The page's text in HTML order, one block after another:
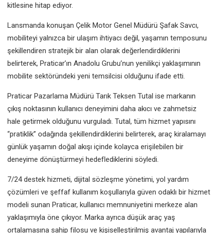
kitlesine hitap ediyor.
Lansmanda konuşan Çelik Motor Genel Müdürü Şafak Savcı,
mobiliteyi yalnızca bir ulaşım ihtiyacı değil, yaşamın temposunu
şekillendiren stratejik bir alan olarak değerlendirdiklerini
belirterek, Praticar’ın Anadolu Grubu’nun yenilikçi yaklaşımının
mobilite sektöründeki yeni temsilcisi olduğunu ifade etti.
Praticar Pazarlama Müdürü Tarık Teksen Tutal ise markanın
çıkış noktasının kullanıcı deneyimini daha akıcı ve zahmetsiz
hale getirmek olduğunu vurguladı. Tutal, tüm hizmet yapısını
“pratiklik” odağında şekillendirdiklerini belirterek, araç kiralamayı
günlük yaşamın doğal akışı içinde kolayca erişilebilen bir
deneyime dönüştürmeyi hedeflediklerini söyledi.
7/24 destek hizmeti, dijital sözleşme yönetimi, yol yardım
çözümleri ve şeffaf kullanım koşullarıyla güven odaklı bir hizmet
modeli sunan Praticar, kullanıcı memnuniyetini merkeze alan
yaklaşımıyla öne çıkıyor. Marka ayrıca düşük araç yaş
ortalamasına sahip filosu ve kişiselleştirilmiş avantaj yapılarıyla